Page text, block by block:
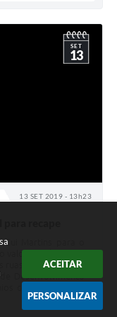
ACEITAR
PERSONALIZAR
13 SET 2019 - 13h23
SET
13
Martins para o
de R$ 200 mil
ruas da cidade, por
Desenvolvimento
com Municípios.